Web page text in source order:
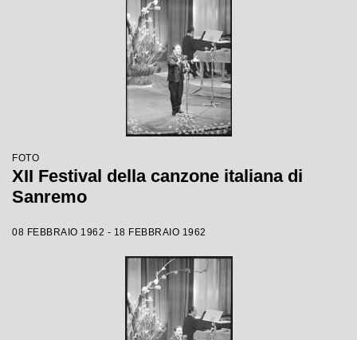
FOTO
XII Festival della canzone italiana di
Sanremo
08 FEBBRAIO 1962 - 18 FEBBRAIO 1962